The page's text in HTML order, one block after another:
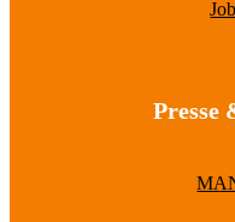
Presse